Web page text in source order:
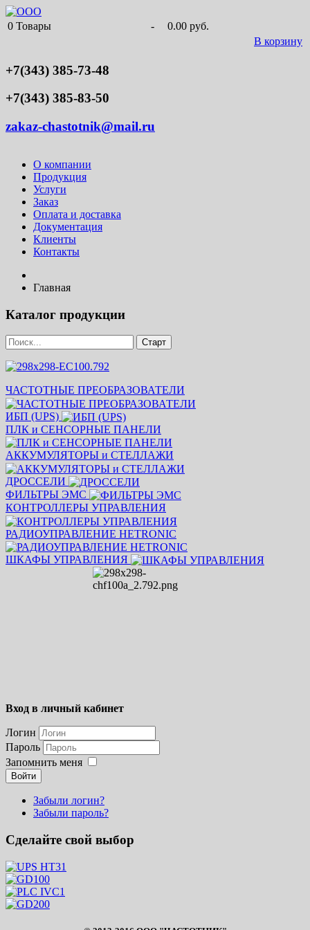
0 Товары -
0.00 руб.
В корзину
+7(343) 385-73-48
+7(343) 385-83-50
zakaz-chastotnik@mail.ru
О компании
Продукция
Услуги
Заказ
Оплата и доставка
Документация
Клиенты
Контакты
Главная
Каталог продукции
ЧАСТОТНЫЕ ПРЕОБРАЗОВАТЕЛИ
ИБП (UPS)
ПЛК и СЕНСОРНЫЕ ПАНЕЛИ
АККУМУЛЯТОРЫ и СТЕЛЛАЖИ
ДРОССЕЛИ
ФИЛЬТРЫ ЭМС
КОНТРОЛЛЕРЫ УПРАВЛЕНИЯ
РАДИОУПРАВЛЕНИЕ HETRONIC
ШКАФЫ УПРАВЛЕНИЯ
Вход в личный кабинет
Логин
Пароль
Запомнить меня
Войти
Забыли логин?
Забыли пароль?
Сделайте свой выбор